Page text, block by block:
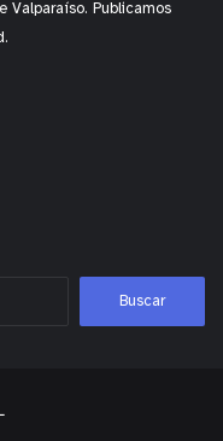
Valparaíso. Publicamos